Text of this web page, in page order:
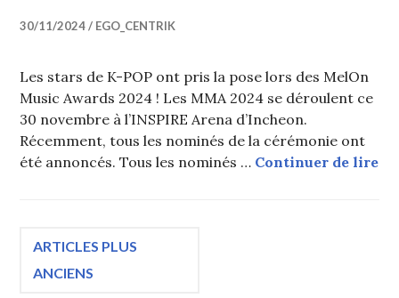
30/11/2024 EGO_CENTRIK
Les stars de K-POP ont pris la pose lors des MelOn
Music Awards 2024 ! Les MMA 2024 se déroulent ce
30 novembre à l’INSPIRE Arena d’Incheon.
Récemment, tous les nominés de la cérémonie ont
été annoncés. Tous les nominés … Continuer de lire
Navigation
ARTICLES PLUS
ANCIENS